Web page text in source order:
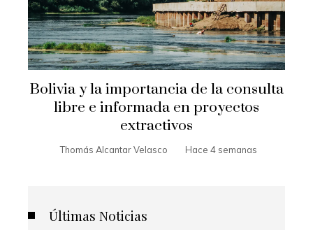
Bolivia y la importancia de la consulta
libre e informada en proyectos
extractivos
Thomás Alcantar Velasco Hace 4 semanas
Últimas Noticias